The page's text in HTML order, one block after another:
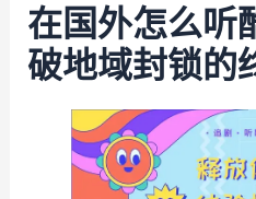
在国外怎么听
破地域封锁的